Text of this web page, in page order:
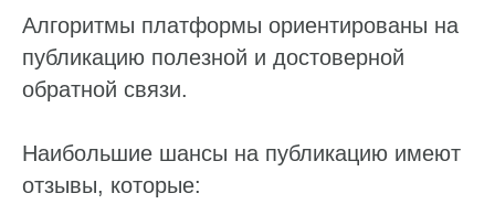
Алгоритмы платформы ориентированы на
публикацию полезной и достоверной
обратной связи.
Наибольшие шансы на публикацию имеют
отзывы, которые: